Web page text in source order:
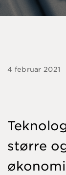
4 februar 2021
større